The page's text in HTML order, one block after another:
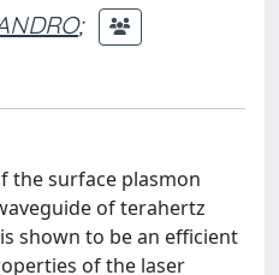
;
the surface plasmon
of terahertz
shown to be an efficient
of the laser